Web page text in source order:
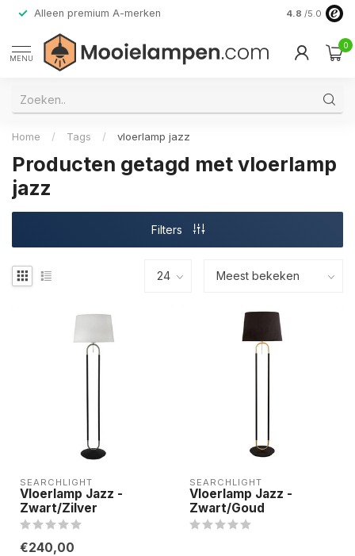
Alleen premium A-merken 4.8 /5.0
MENU
0
Home / Tags / vloerlamp jazz
Producten getagd met vloerlamp
jazz
Filters
SEARCHLIGHT
Vloerlamp Jazz -
Zwart/Zilver
€240,00
SEARCHLIGHT
Vloerlamp Jazz -
Zwart/Goud